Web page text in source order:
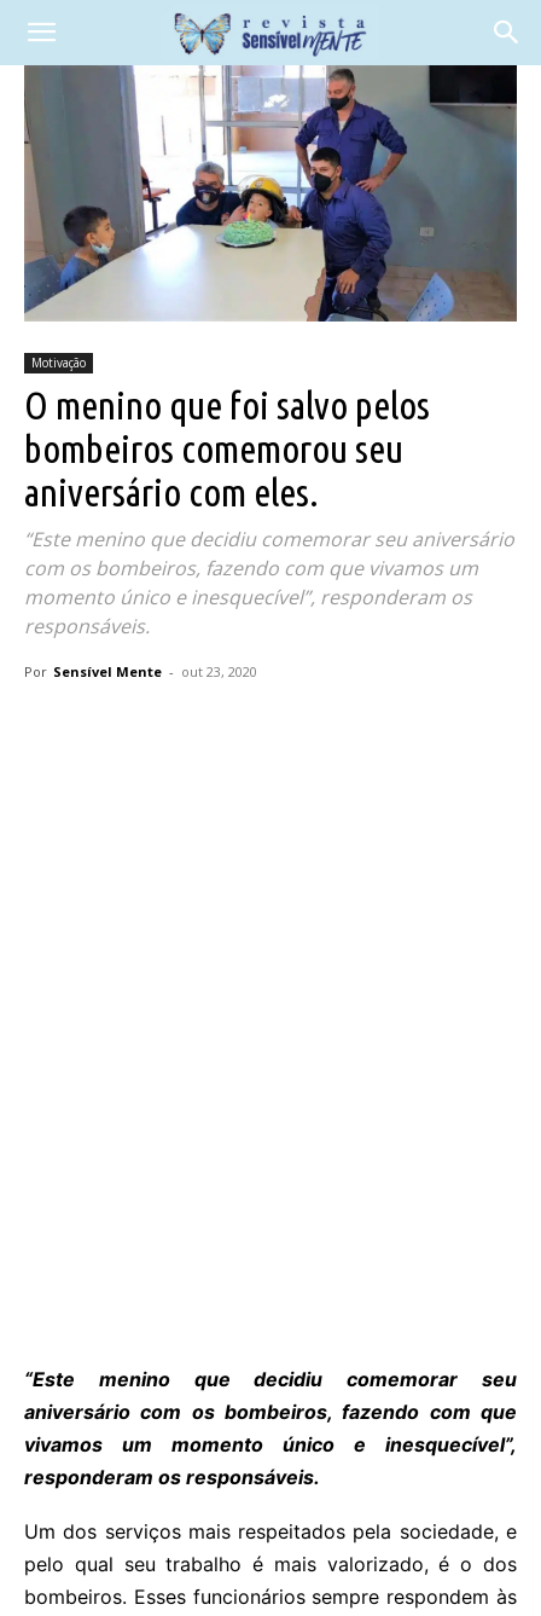
Motivação
O menino que foi salvo pelos
bombeiros comemorou seu
aniversário com eles.
“Este menino que decidiu comemorar seu aniversário
com os bombeiros, fazendo com que vivamos um
momento único e inesquecível”, responderam os
responsáveis.
Por Sensível Mente - out 23, 2020
“Este menino que decidiu comemorar seu
aniversário com os bombeiros, fazendo com que
vivamos um momento único e inesquecível”,
responderam os responsáveis.
Um dos serviços mais respeitados pela sociedade, e
pelo qual seu trabalho é mais valorizado, é o dos
bombeiros. Esses funcionários sempre respondem às